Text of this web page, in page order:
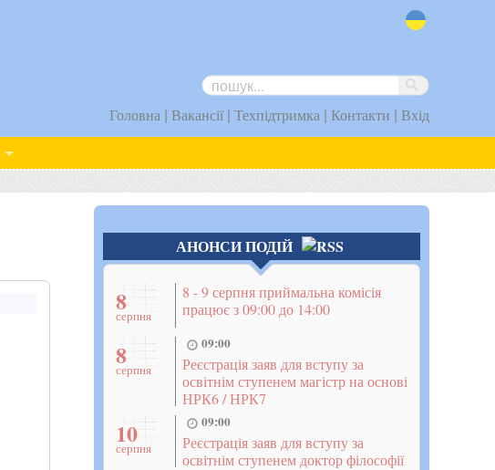
Головна | Вакансії| Техпідтримка | Контакти | Вхід
АНОНСИ ПОДІЙ
8
серпня
8 - 9 серпня приймальна комісія
працює з 09:00 до 14:00
8
серпня
09:00
Реєстрація заяв для вступу за
освітнім ступенем магістр на основі
НРК6 / НРК7
10
серпня
09:00
Реєстрація заяв для вступу за
освітнім ступенем доктор філософії